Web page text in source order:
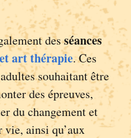
desséances
art thérapie. Ces
souhaitant être
des épreuves,
du changement et
vie, ainsi qu’aux